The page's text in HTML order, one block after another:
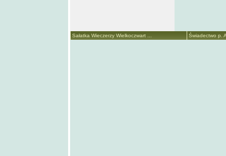
Sałatka Wieczerzy Wielkoczwart ... Świadectwo p.